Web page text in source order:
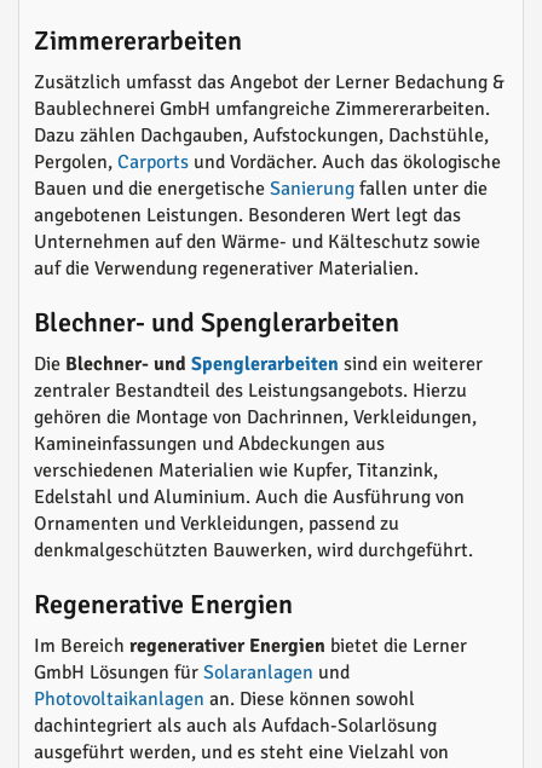
Zimmererarbeiten
Zusätzlich umfasst das Angebot der Lerner Bedachung &
Baublechnerei GmbH umfangreiche Zimmererarbeiten.
Dazu zählen Dachgauben, Aufstockungen, Dachstühle,
Pergolen, Carports und Vordächer. Auch das ökologische
Bauen und die energetische Sanierung fallen unter die
angebotenen Leistungen. Besonderen Wert legt das
Unternehmen auf den Wärme- und Kälteschutz sowie
auf die Verwendung regenerativer Materialien.
Blechner- und Spenglerarbeiten
Die Blechner- und Spenglerarbeiten sind ein weiterer
zentraler Bestandteil des Leistungsangebots. Hierzu
gehören die Montage von Dachrinnen, Verkleidungen,
Kamineinfassungen und Abdeckungen aus
verschiedenen Materialien wie Kupfer, Titanzink,
Edelstahl und Aluminium. Auch die Ausführung von
Ornamenten und Verkleidungen, passend zu
denkmalgeschützten Bauwerken, wird durchgeführt.
Regenerative Energien
Im Bereich regenerativer Energien bietet die Lerner
GmbH Lösungen für Solaranlagen und
Photovoltaikanlagen an. Diese können sowohl
dachintegriert als auch als Aufdach-Solarlösung
ausgeführt werden, und es steht eine Vielzahl von